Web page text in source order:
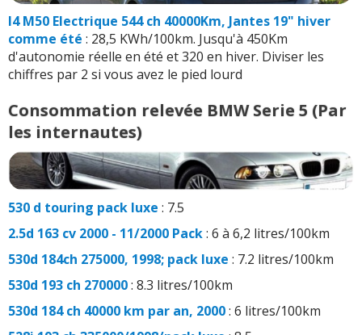
I4 M50 Electrique 544 ch 40000Km, Jantes 19" hiver
comme été : 28,5 KWh/100km. Jusqu'à 450Km
d'autonomie réelle en été et 320 en hiver. Diviser les
chiffres par 2 si vous avez le pied lourd
Consommation relevée BMW Serie 5 (Par
les internautes)
530 d touring pack luxe : 7.5
2.5d 163 cv 2000 - 11/2000 Pack: 6 à 6,2 litres/100km
530d 184ch 275000, 1998; pack luxe : 7.2 litres/100km
530d 193 ch 270000: 8.3 litres/100km
530d 184 ch 40000 km par an, 2000: 6 litres/100km